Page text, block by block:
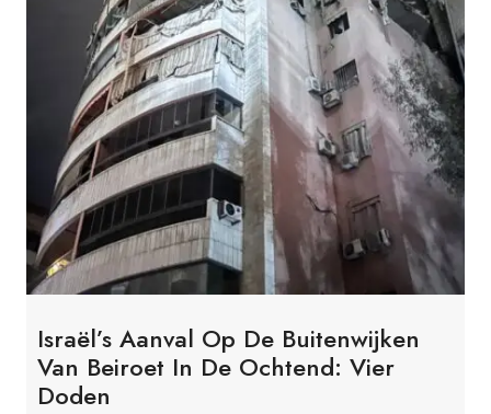
DE
VIER
MOSLIMLEDEN
Israël’s Aanval Op De Buitenwijken
Van Beiroet In De Ochtend: Vier
Doden